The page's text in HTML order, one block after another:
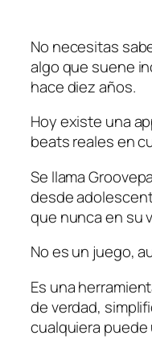
No necesitas
algo que suene
hace diez años.
Hoy existe una
beats reales en
Se llama
desde
que nunca en su
No es un juego,
Es una
de verdad,
cualquiera puede